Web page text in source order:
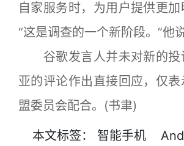
自家服务时，为用户提供更加
“这是调查的一个新阶段。”他说
谷歌发言人并未对新的投
亚的评论作出直接回应，仅
盟委员会配合。(书聿)
本文标签： 智能手机